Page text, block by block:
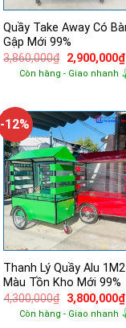
Quầy Take Away Có
Gập Mới 99%
3,860,000₫ Giá
gốc
là:
2,900,000₫
Còn hàng - Giao nhanh
-12%
Thanh Lý Quầy Alu
Màu Tồn Kho Mới 99%
4,300,000₫ Giá
gốc
là:
3,800,000₫
Còn hàng - Giao nhanh